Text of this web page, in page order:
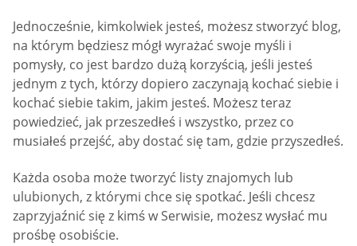
Jednocześnie, kimkolwiek jesteś, możesz stworzyć blog,
na którym będziesz mógł wyrażać swoje myśli i
pomysły, co jest bardzo dużą korzyścią, jeśli jesteś
jednym z tych, którzy dopiero zaczynają kochać siebie i
kochać siebie takim, jakim jesteś. Możesz teraz
powiedzieć, jak przeszedłeś i wszystko, przez co
musiałeś przejść, aby dostać się tam, gdzie przyszedłeś.
Każda osoba może tworzyć listy znajomych lub
ulubionych, z którymi chce się spotkać. Jeśli chcesz
zaprzyjaźnić się z kimś w Serwisie, możesz wysłać mu
prośbę osobiście.